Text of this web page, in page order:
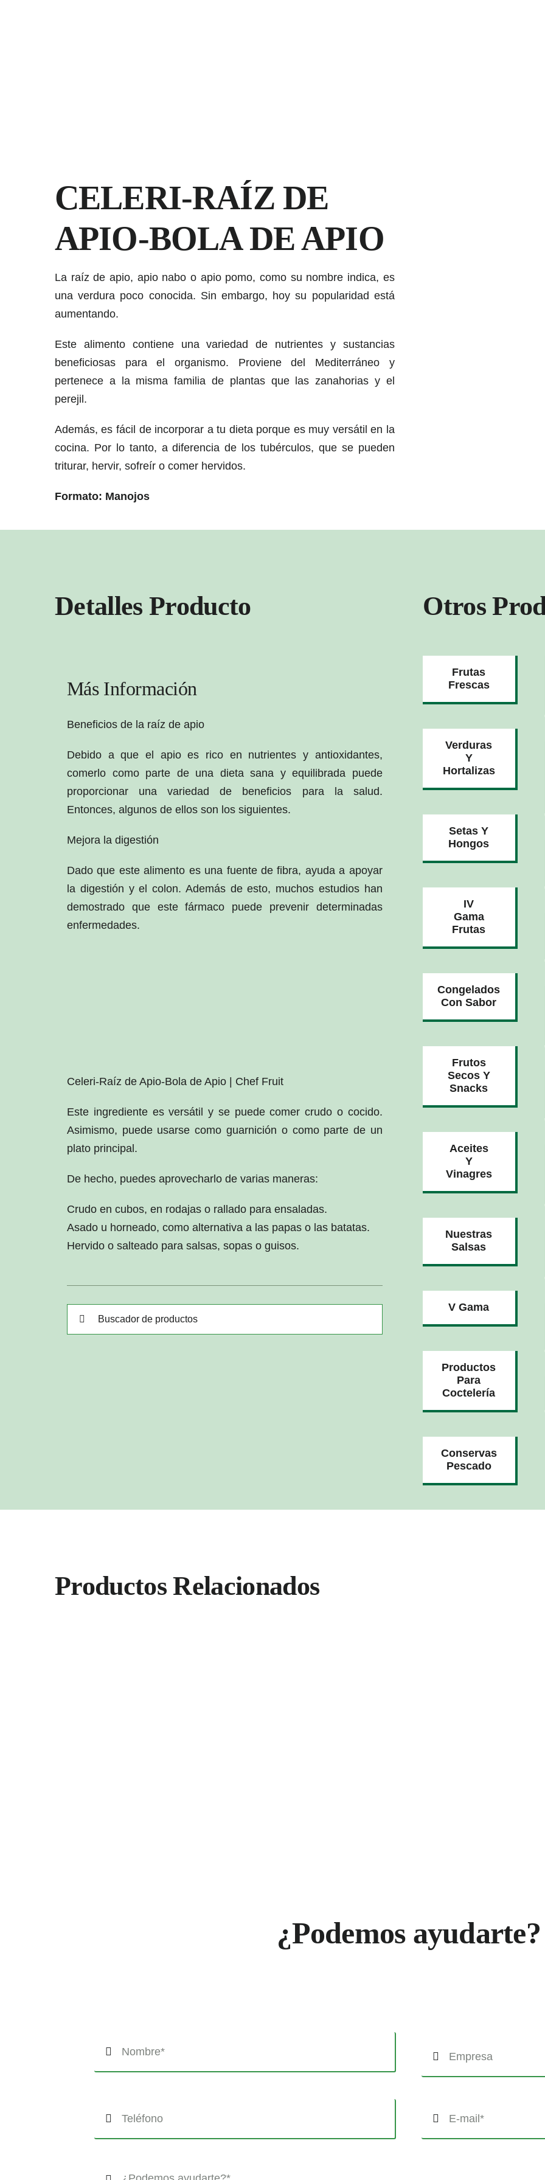
CELERI-RAÍZ DE
APIO-BOLA DE APIO
La raíz de apio, apio nabo o apio pomo, como su nombre indica, es
una verdura poco conocida. Sin embargo, hoy su popularidad está
aumentando.
Este alimento contiene una variedad de nutrientes y sustancias
beneficiosas para el organismo. Proviene del Mediterráneo y
pertenece a la misma familia de plantas que las zanahorias y el
perejil.
Además, es fácil de incorporar a tu dieta porque es muy versátil en la
cocina. Por lo tanto, a diferencia de los tubérculos, que se pueden
triturar, hervir, sofreír o comer hervidos.
Formato: Manojos
Detalles Producto Otros
Más Información
Beneficios de la raíz de apio
Debido a que el apio es rico en nutrientes y antioxidantes,
comerlo como parte de una dieta sana y equilibrada puede
proporcionar una variedad de beneficios para la salud.
Entonces, algunos de ellos son los siguientes.
Mejora la digestión
Dado que este alimento es una fuente de fibra, ayuda a apoyar
la digestión y el colon. Además de esto, muchos estudios han
demostrado que este fármaco puede prevenir determinadas
enfermedades.
Celeri-Raíz de Apio-Bola de Apio | Chef Fruit
Este ingrediente es versátil y se puede comer crudo o cocido.
Asimismo, puede usarse como guarnición o como parte de un
plato principal.
De hecho, puedes aprovecharlo de varias maneras:
Crudo en cubos, en rodajas o rallado para ensaladas.
Asado u horneado, como alternativa a las papas o las batatas.
Hervido o salteado para salsas, sopas o guisos.
Buscar:
Frutas
Frescas
Verduras
Y
Hortalizas
Setas Y
Hongos
IV
Gama
Frutas
Congelados
Con Sabor
Frutos
Secos Y
Snacks
Aceites
Y
Vinagres
Nuestras
Salsas
V Gama
Productos
Para
Coctelería
Conservas
Pescado
Productos Relacionados
¿Podemos ayudarte?